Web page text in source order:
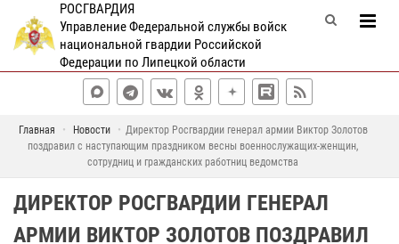
РОСГВАРДИЯ
Управление Федеральной службы войск
национальной гвардии Российской
Федерации по Липецкой области
Главная Новости
Директор Росгвардии генерал армии Виктор Золотов
поздравил с наступающим праздником весны военнослужащих-женщин,
сотрудниц и гражданских работниц ведомства
ДИРЕКТОР РОСГВАРДИИ ГЕНЕРАЛ
АРМИИ ВИКТОР ЗОЛОТОВ ПОЗДРАВИЛ